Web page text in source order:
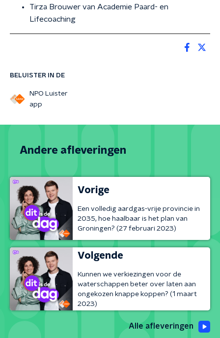
BELUISTER IN DE
NPO Luister
app
Tirza Brouwer van Academie Paard- en
Lifecoaching
Andere afleveringen
Vorige
Een volledig aardgas-vrije provincie in
2035, hoe haalbaar is het plan van
Groningen? (27 februari 2023)
Volgende
Kunnen we verkiezingen voor de
waterschappen beter over laten aan
ongekozen knappe koppen? (1 maart
2023)
Alle afleveringen